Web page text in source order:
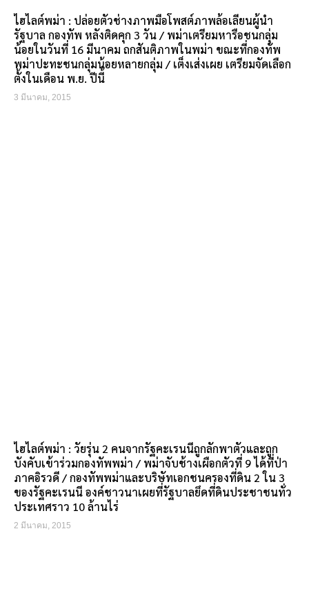
ไฮไลต์พม่า : ปล่อยตัวช่างภาพมือโพสต์ภาพล้อเลียนผู้นำ
รัฐบาล กองทัพ หลังติดคุก 3 วัน / พม่าเตรียมหารือชนกลุ่ม
น้อยในวันที่ 16 มีนาคม ถกสันติภาพในพม่า ขณะที่กองทัพ
พม่าปะทะชนกลุ่มน้อยหลายกลุ่ม / เต็งเส่งเผย เตรียมจัดเลือก
ตั้งในเดือน พ.ย. ปีนี้
3 มีนาคม, 2015
ไฮไลต์พม่า : วัยรุ่น 2 คนจากรัฐคะเรนนีถูกลักพาตัวและถูก
บังคับเข้าร่วมกองทัพพม่า / พม่าจับช้างเผือกตัวที่ 9 ได้ที่ป่า
ภาคอิรวดี / กองทัพพม่าและบริษัทเอกชนครองที่ดิน 2 ใน 3
ของรัฐคะเรนนี องค์ชาวนาเผยที่รัฐบาลยึดที่ดินประชาชนทั่ว
ประเทศราว 10 ล้านไร่
2 มีนาคม, 2015